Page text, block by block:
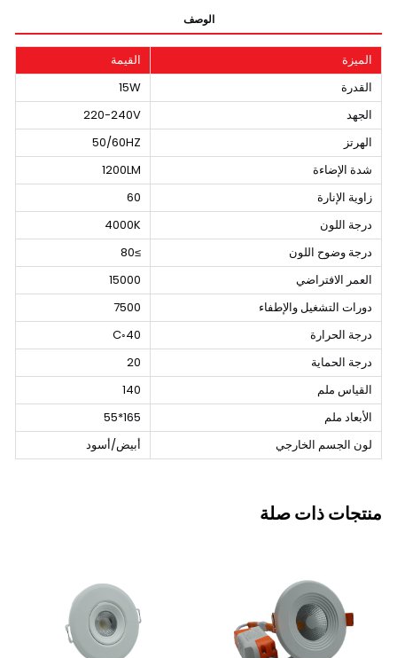
الوصف
الميزة
القيمة
القدرة
15W
الجهد
220-240V
الهرتز
50/60HZ
شدة الإضاءة
1200LM
زاوية الإنارة
60
درجة اللون
4000K
درجة وضوح اللون
≥80
العمر الافتراضي
15000
دورات التشغيل والإطفاء
7500
درجة الحرارة
40◦C
درجة الحماية
20
القياس ملم
140
الأبعاد ملم
165*55
لون الجسم الخارجي
أبيض/أسود
منتجات ذات صلة